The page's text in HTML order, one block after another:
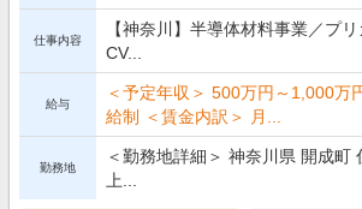
仕事内容
【神奈川】半導体材料事業／プ
CV...
給与
＜予定年収＞ 500万円～1,000万
給制 ＜賃金内訳＞ 月...
勤務地
＜勤務地詳細＞ 神奈川県 開成町
上...